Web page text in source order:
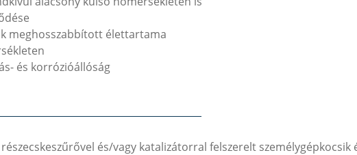
meghosszabbított élettartama
és korrózióállóság
részecskeszűrővel és/vagy katalizátorral felszerelt